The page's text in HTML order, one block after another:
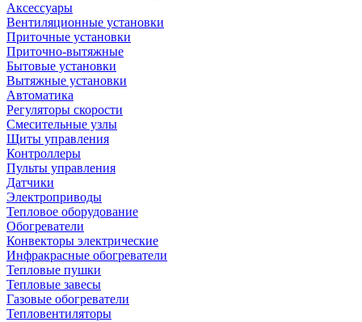
Аксессуары
Вентиляционные установки
Приточные установки
Приточно-вытяжные
Бытовые установки
Вытяжные установки
Автоматика
Регуляторы скорости
Смесительные узлы
Щиты управления
Контроллеры
Пульты управления
Датчики
Электроприводы
Тепловое оборудование
Обогреватели
Конвекторы электрические
Инфракрасные обогреватели
Тепловые пушки
Тепловые завесы
Газовые обогреватели
Тепловентиляторы